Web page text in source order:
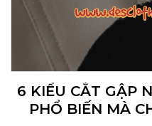
6 KIỂU CẮT GẬP
PHỔ BIẾN MÀ